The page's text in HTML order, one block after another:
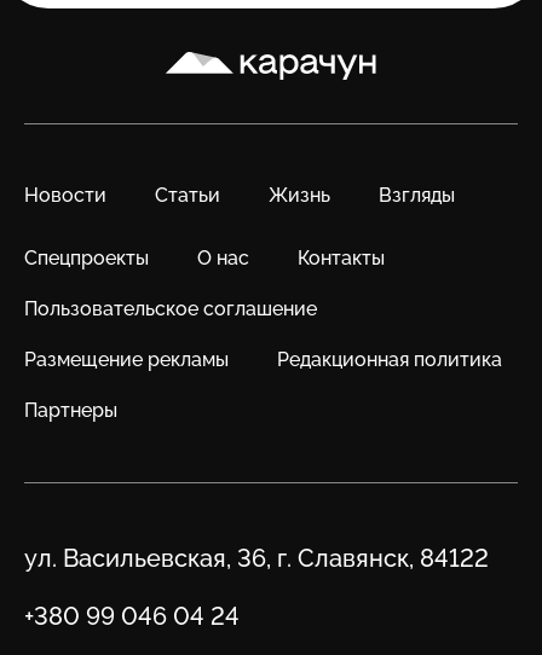
Карачун
Новости Статьи Жизнь Взгляды
Спецпроекты О нас Контакты
Пользовательское соглашение
Размещение рекламы Редакционная политика
Партнеры
Адрес
ул. Васильевская, 36, г. Славянск, 84122
Телефон
+380 99 046 04 24